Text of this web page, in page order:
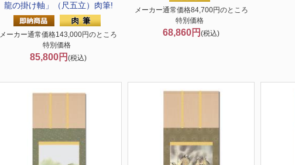
龍の掛け軸」（尺五立）肉筆!
メーカー通常価格143,000円のところ
特別価格
85,800円 (税込)
メーカー通常価格84,700円のところ
特別価格
68,860円 (税込)